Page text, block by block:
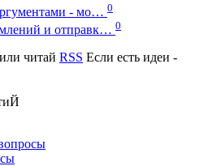
- мо… 0
и отправк… 0
читай RSS Если есть идеи -